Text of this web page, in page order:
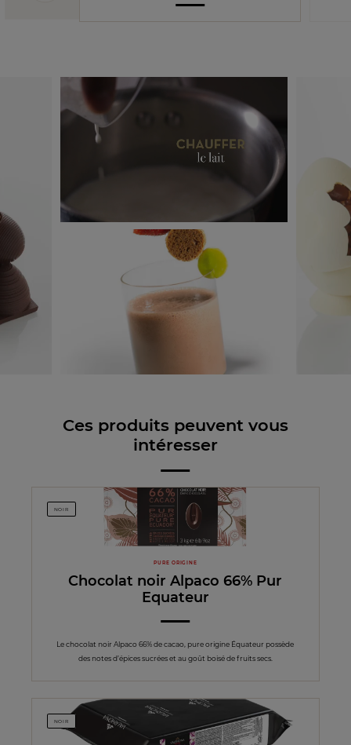
Ces produits peuvent vous
intéresser
NOIR
PURE ORIGINE
Chocolat noir Alpaco 66% Pur
Equateur
Le chocolat noir Alpaco 66% de cacao, pure origine Équateur possède
des notes d’épices sucrées et au goût boisé de fruits secs.
NOIR